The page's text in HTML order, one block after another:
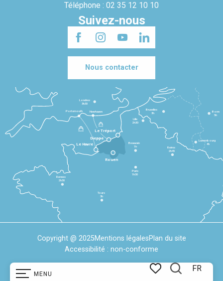
MENU
FR
Téléphone : 02 35 12 10 10
Suivez-nous
Nous contacter
Le Havre
Dieppe
Le Tréport
Rennes
2h30
Tours
3h
Paris
1h30
Beauvais
1h
Reims
2h45
Lille
2h30
Bruxelles
3h
Londres
3h30
Newhaven
Portsmouth
Bonn
5h
Luxembourg
4h
Rouen
Copyright @ 2025Mentions légalesPlan du site
Accessibilité : non-conforme